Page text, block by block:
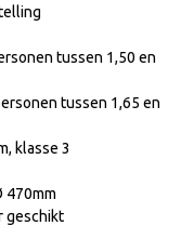
tussen 1,50 en
tussen 1,65 en
klasse 3
470mm
geschikt